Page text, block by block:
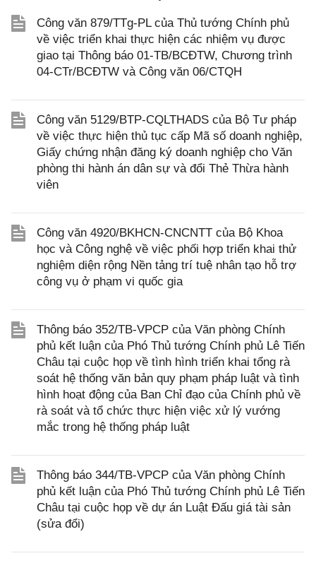
Công văn 879/TTg-PL của Thủ tướng Chính phủ
về việc triển khai thực hiện các nhiệm vụ được
giao tại Thông báo 01-TB/BCĐTW, Chương trình
04-CTr/BCĐTW và Công văn 06/CTQH
Công văn 5129/BTP-CQLTHADS của Bộ Tư pháp
về việc thực hiện thủ tục cấp Mã số doanh nghiệp,
Giấy chứng nhận đăng ký doanh nghiệp cho Văn
phòng thi hành án dân sự và đổi Thẻ Thừa hành
viên
Công văn 4920/BKHCN-CNCNTT của Bộ Khoa
học và Công nghệ về việc phối hợp triển khai thử
nghiệm diện rộng Nền tảng trí tuệ nhân tạo hỗ trợ
công vụ ở phạm vi quốc gia
Thông báo 352/TB-VPCP của Văn phòng Chính
phủ kết luận của Phó Thủ tướng Chính phủ Lê Tiến
Châu tại cuộc họp về tình hình triển khai tổng rà
soát hệ thống văn bản quy phạm pháp luật và tình
hình hoạt động của Ban Chỉ đạo của Chính phủ về
rà soát và tổ chức thực hiện việc xử lý vướng
mắc trong hệ thống pháp luật
Thông báo 344/TB-VPCP của Văn phòng Chính
phủ kết luận của Phó Thủ tướng Chính phủ Lê Tiến
Châu tại cuộc họp về dự án Luật Đấu giá tài sản
(sửa đổi)